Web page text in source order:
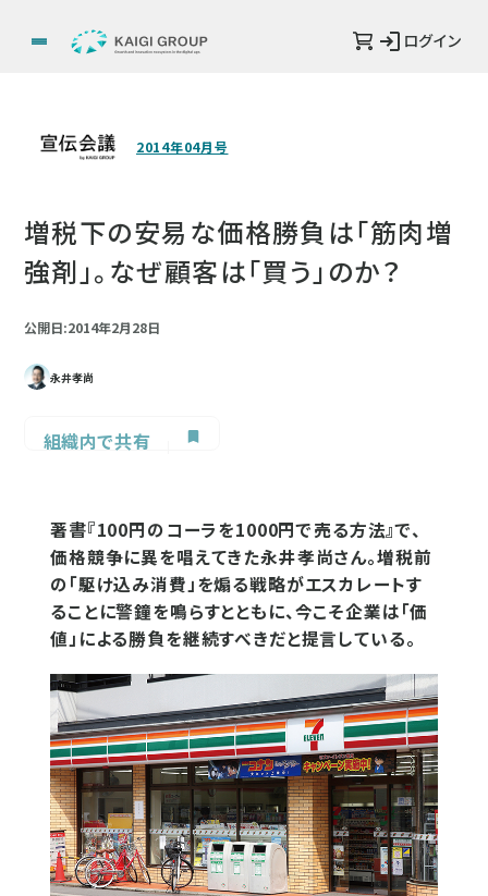
ログイン
2014年04月号
増税下の安易な価格勝負は「筋肉増
強剤」。なぜ顧客は「買う」のか？
公開日:2014年2月28日
永井孝尚
組織内で共有
著書『100円のコーラを1000円で売る方法』で、
価格競争に異を唱えてきた永井孝尚さん。増税前
の「駆け込み消費」を煽る戦略がエスカレートす
ることに警鐘を鳴らすとともに、今こそ企業は「価
値」による勝負を継続すべきだと提言している。